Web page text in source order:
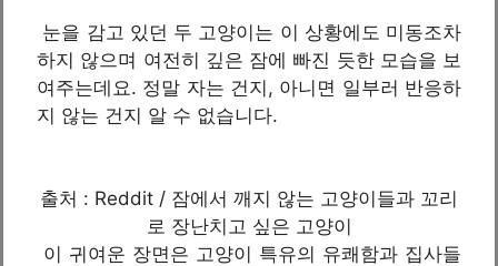
눈을 감고 있던 두 고양이는 이 상황에도 미동조차
하지 않으며 여전히 깊은 잠에 빠진 듯한 모습을 보
여주는데요. 정말 자는 건지, 아니면 일부러 반응하
지 않는 건지 알 수 없습니다.
출처 : Reddit / 잠에서 깨지 않는 고양이들과 꼬리
로 장난치고 싶은 고양이
이 귀여운 장면은 고양이 특유의 유쾌함과 집사들